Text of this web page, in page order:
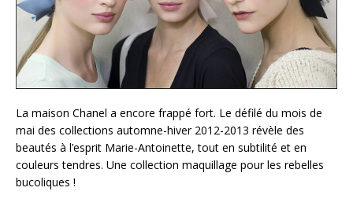
La maison Chanel a encore frappé fort. Le défilé du mois de
mai des collections automne-hiver 2012-2013 révèle des
beautés à l’esprit Marie-Antoinette, tout en subtilité et en
couleurs tendres. Une collection maquillage pour les rebelles
bucoliques !